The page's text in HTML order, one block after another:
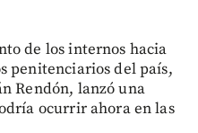
de los internos hacia
penitenciarios del país,
Rendón, lanzó una
ocurrir ahora en las